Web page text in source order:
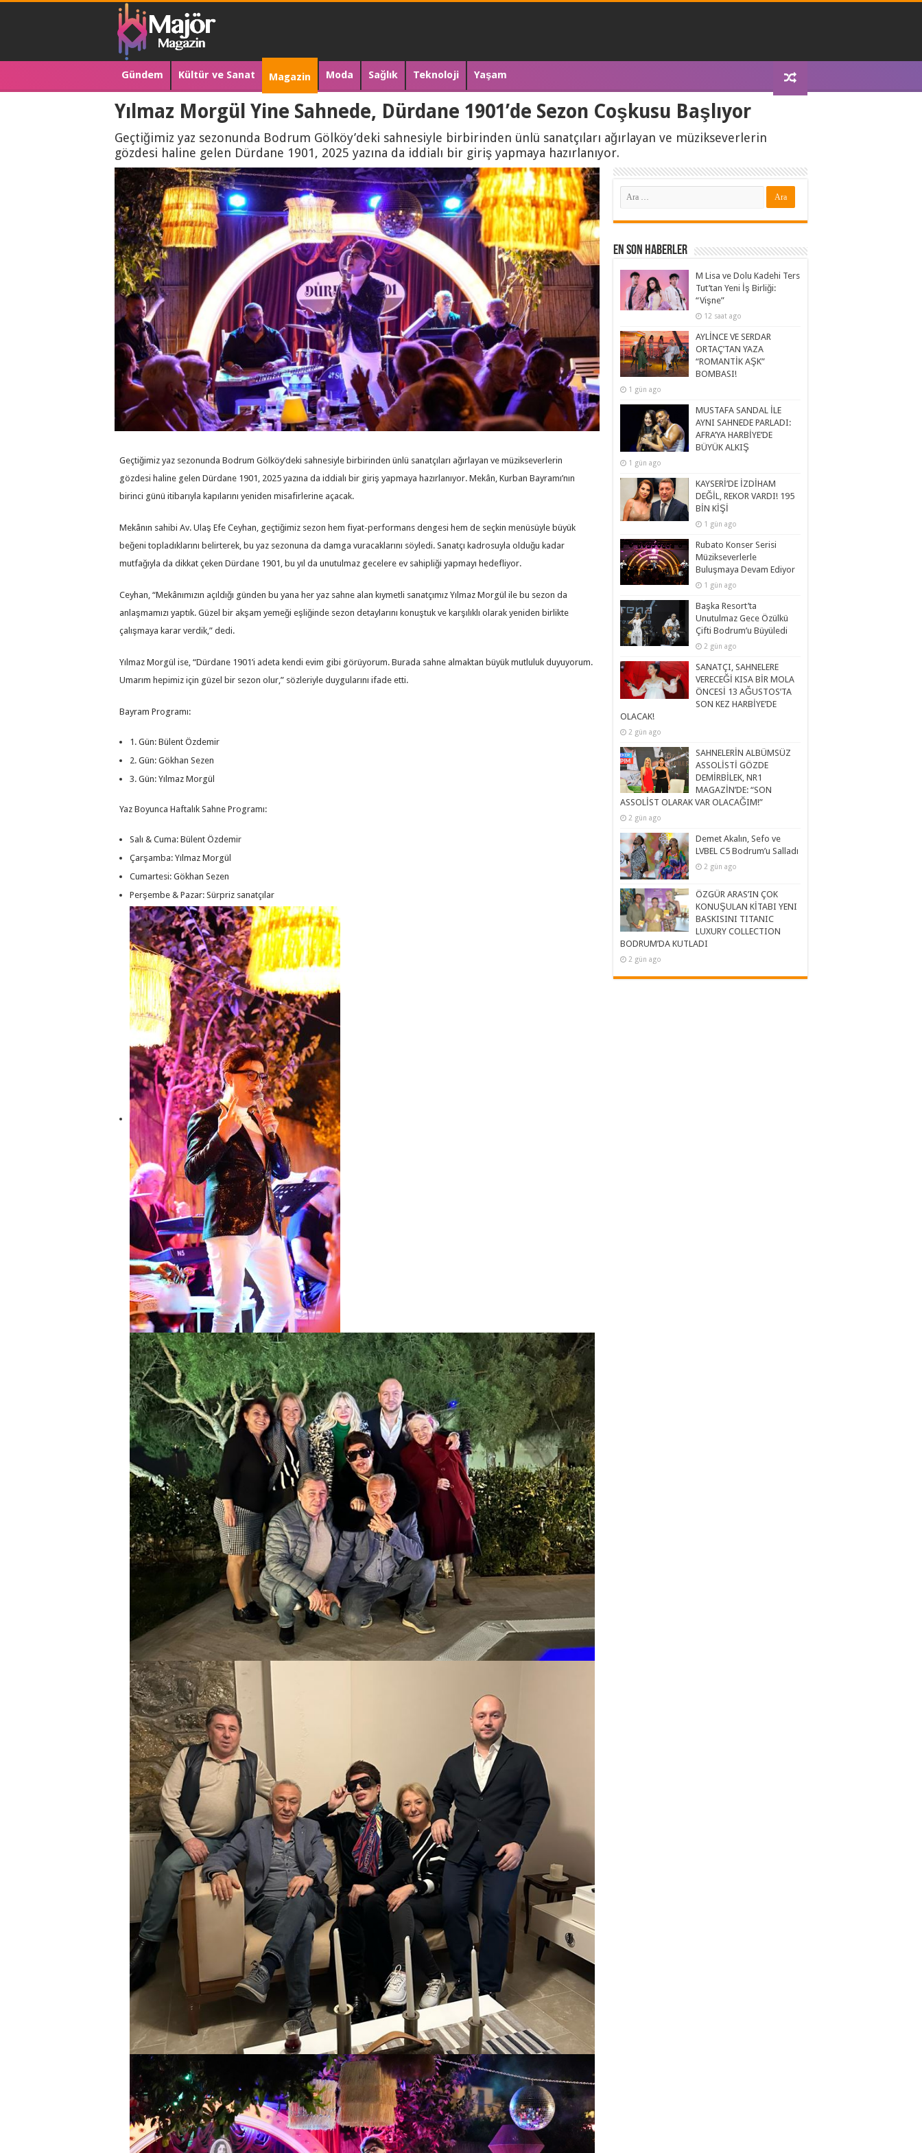
Gündem Kültür ve Sanat Magazin Moda Sağlık Teknoloji Yaşam
Yılmaz Morgül Yine Sahnede, Dürdane 1901’de Sezon Coşkusu Başlıyor
Geçtiğimiz yaz sezonunda Bodrum Gölköy’deki sahnesiyle birbirinden ünlü sanatçıları ağırlayan ve müzikseverlerin
gözdesi haline gelen Dürdane 1901, 2025 yazına da iddialı bir giriş yapmaya hazırlanıyor.
Geçtiğimiz yaz sezonunda Bodrum Gölköy’deki sahnesiyle birbirinden ünlü sanatçıları ağırlayan ve müzikseverlerin
gözdesi haline gelen Dürdane 1901, 2025 yazına da iddialı bir giriş yapmaya hazırlanıyor. Mekân, Kurban Bayramı’nın
birinci günü itibarıyla kapılarını yeniden misafirlerine açacak.
Mekânın sahibi Av. Ulaş Efe Ceyhan, geçtiğimiz sezon hem fiyat-performans dengesi hem de seçkin menüsüyle büyük
beğeni topladıklarını belirterek, bu yaz sezonuna da damga vuracaklarını söyledi. Sanatçı kadrosuyla olduğu kadar
mutfağıyla da dikkat çeken Dürdane 1901, bu yıl da unutulmaz gecelere ev sahipliği yapmayı hedefliyor.
Ceyhan, “Mekânımızın açıldığı günden bu yana her yaz sahne alan kıymetli sanatçımız Yılmaz Morgül ile bu sezon da
anlaşmamızı yaptık. Güzel bir akşam yemeği eşliğinde sezon detaylarını konuştuk ve karşılıklı olarak yeniden birlikte
çalışmaya karar verdik,” dedi.
Yılmaz Morgül ise, “Dürdane 1901’i adeta kendi evim gibi görüyorum. Burada sahne almaktan büyük mutluluk duyuyorum.
Umarım hepimiz için güzel bir sezon olur,” sözleriyle duygularını ifade etti.
Bayram Programı:
1. Gün: Bülent Özdemir
2. Gün: Gökhan Sezen
3. Gün: Yılmaz Morgül
Yaz Boyunca Haftalık Sahne Programı:
Salı & Cuma: Bülent Özdemir
Çarşamba: Yılmaz Morgül
Cumartesi: Gökhan Sezen
Perşembe & Pazar: Sürpriz sanatçılar
En Son Haberler
M Lisa ve Dolu Kadehi Ters
Tut’tan Yeni İş Birliği:
“Vişne”
12 saat ago
AYLİNCE VE SERDAR
ORTAÇ’TAN YAZA
“ROMANTİK AŞK”
BOMBASI!
1 gün ago
MUSTAFA SANDAL İLE
AYNI SAHNEDE PARLADI:
AFRA’YA HARBİYE’DE
BÜYÜK ALKIŞ
1 gün ago
KAYSERİ’DE İZDİHAM
DEĞİL, REKOR VARDI! 195
BİN KİŞİ
1 gün ago
Rubato Konser Serisi
Müzikseverlerle
Buluşmaya Devam Ediyor
1 gün ago
Başka Resort’ta
Unutulmaz Gece Özülkü
Çifti Bodrum’u Büyüledi
2 gün ago
SANATÇI, SAHNELERE
VERECEĞİ KISA BİR MOLA
ÖNCESİ 13 AĞUSTOS’TA
SON KEZ HARBİYE’DE
OLACAK!
2 gün ago
SAHNELERİN ALBÜMSÜZ
ASSOLİSTİ GÖZDE
DEMİRBİLEK, NR1
MAGAZİN’DE: “SON
ASSOLİST OLARAK VAR OLACAĞIM!”
2 gün ago
Demet Akalın, Sefo ve
LVBEL C5 Bodrum’u Salladı
2 gün ago
ÖZGÜR ARAS’IN ÇOK
KONUŞULAN KİTABI YENI
BASKISINI TITANIC
LUXURY COLLECTION
BODRUM’DA KUTLADI
2 gün ago